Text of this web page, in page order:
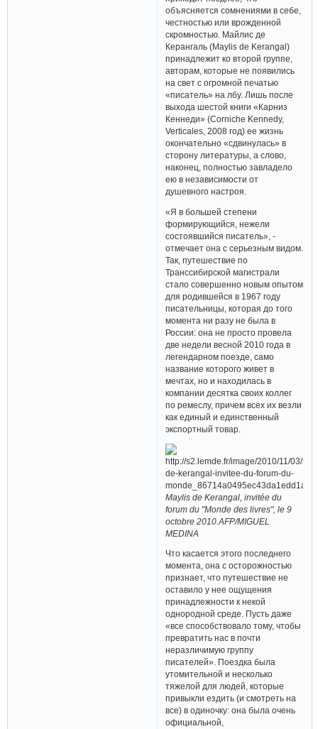
объясняется сомнениями в себе,
честностью или врожденной
скромностью. Майлис де
Керангаль (Maylis de Kerangal)
принадлежит ко второй группе,
авторам, которые не появились
на свет с огромной печатью
«писатель» на лбу. Лишь после
выхода шестой книги «Карниз
Кеннеди» (Corniche Kennedy,
Verticales, 2008 год) ее жизнь
окончательно «сдвинулась» в
сторону литературы, а слово,
наконец, полностью завладело
ею в независимости от
душевного настроя.
«Я в большей степени
формирующийся, нежели
состоявшийся писатель», -
отмечает она с серьезным видом.
Так, путешествие по
Транссибирской магистрали
стало совершенно новым опытом
для родившейся в 1967 году
писательницы, которая до того
момента ни разу не была в
России: она не просто провела
две недели весной 2010 года в
легендарном поезде, само
название которого живет в
мечтах, но и находилась в
компании десятка своих коллег
по ремеслу, причем всех их везли
как единый и единственный
экспортный товар.
Maylis de Kerangal, invitée du
forum du "Monde des livres", le 9
octobre 2010.AFP/MIGUEL
MEDINA
Что касается этого последнего
момента, она с осторожностью
признает, что путешествие не
оставило у нее ощущения
принадлежности к некой
однородной среде. Пусть даже
«все способствовало тому, чтобы
превратить нас в почти
неразличимую группу
писателей». Поездка была
утомительной и несколько
тяжелой для людей, которые
привыкли ездить (и смотреть на
все) в одиночку: она была очень
официальной,